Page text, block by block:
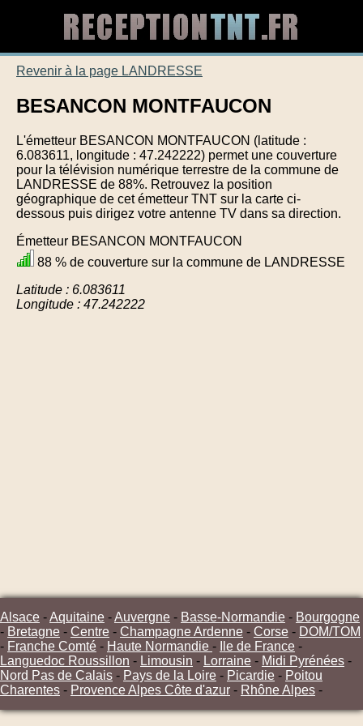
Revenir à la page LANDRESSE
BESANCON MONTFAUCON
L'émetteur BESANCON MONTFAUCON (latitude :
6.083611, longitude : 47.242222) permet une couverture
pour la télévision numérique terrestre de la commune de
LANDRESSE de 88%. Retrouvez la position
géographique de cet émetteur TNT sur la carte ci-
dessous puis dirigez votre antenne TV dans sa direction.
Émetteur BESANCON MONTFAUCON
88 % de couverture sur la commune de LANDRESSE
Latitude : 6.083611
Longitude : 47.242222
Alsace -Aquitaine -Auvergne - Basse-Normandie - Bourgogne
- Bretagne - Centre - Champagne Ardenne - Corse - DOM/TOM
- Franche Comté - Haute Normandie - Ile de France -
Languedoc Roussillon - Limousin - Lorraine - Midi Pyrénées -
Nord Pas de Calais - Pays de la Loire - Picardie - Poitou
Charentes - Provence Alpes Côte d'azur - Rhône Alpes -